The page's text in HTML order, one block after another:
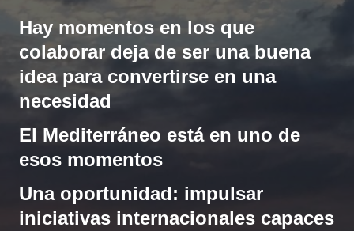
Hay momentos en los que
colaborar deja de ser una buena
idea para convertirse en una
necesidad
El Mediterráneo está en uno de
esos momentos
Una oportunidad: impulsar
iniciativas internacionales capaces